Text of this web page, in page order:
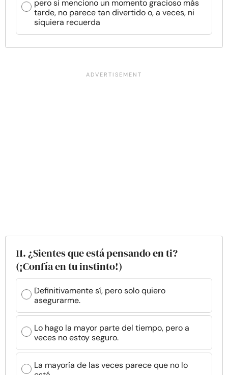
pero si menciono un momento gracioso más
tarde, no parece tan divertido o, a veces, ni
siquiera recuerda
11. ¿Sientes que está pensando en ti?
(¡Confía en tu instinto!)
Definitivamente sí, pero solo quiero
asegurarme.
Lo hago la mayor parte del tiempo, pero a
veces no estoy seguro.
La mayoría de las veces parece que no lo